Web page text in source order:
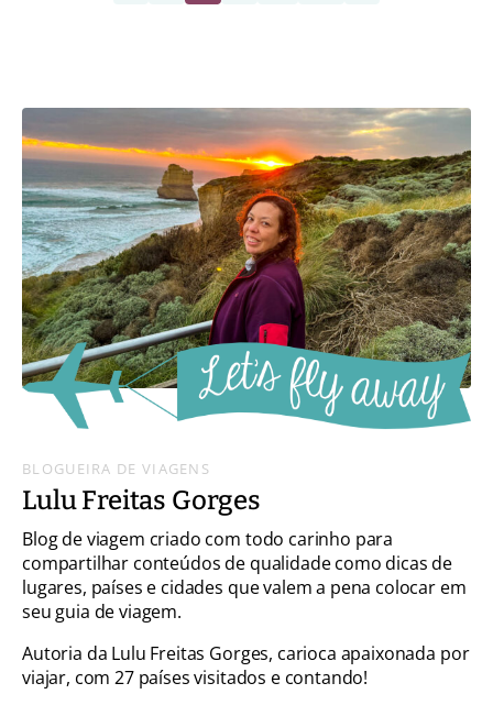
BLOGUEIRA DE VIAGENS
Lulu Freitas Gorges
Blog de viagem criado com todo carinho para
compartilhar conteúdos de qualidade como dicas de
lugares, países e cidades que valem a pena colocar em
seu guia de viagem.
Autoria da Lulu Freitas Gorges, carioca apaixonada por
viajar, com 27 países visitados e contando!